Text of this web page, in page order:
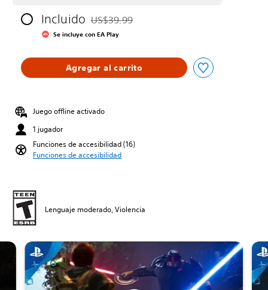
Incluido
Rebajado del precio original de US$39.99
US$39.99
Se incluye con EA Play
Agregar al carrito
Juego offline activado
1 jugador
Funciones de accesibilidad (16)
Funciones de accesibilidad
Lenguaje moderado, Violencia